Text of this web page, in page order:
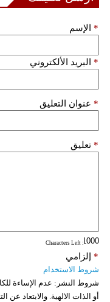
الإسم *
البريد الألكتروني *
عنوان التعليق *
تعليق *
: Characters Left
إلزامي *
شروط الاستخدام
شروط النشر: عدم الإساءة
أو الذات الالهية. والابتعاد